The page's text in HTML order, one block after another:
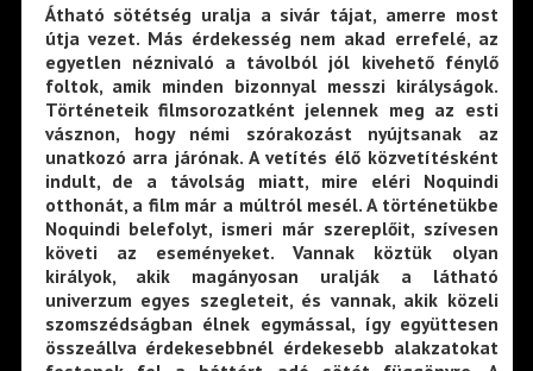
Átható sötétség uralja a sivár tájat, amerre most
útja vezet. Más érdekesség nem akad errefelé, az
egyetlen néznivaló a távolból jól kivehető fénylő
foltok, amik minden bizonnyal messzi királyságok.
Történeteik filmsorozatként jelennek meg az esti
vásznon, hogy némi szórakozást nyújtsanak az
unatkozó arra járónak. A vetítés élő közvetítésként
indult, de a távolság miatt, mire eléri Noquindi
otthonát, a film már a múltról mesél. A történetükbe
Noquindi belefolyt, ismeri már szereplőit, szívesen
követi az eseményeket. Vannak köztük olyan
királyok, akik magányosan uralják a látható
univerzum egyes szegleteit, és vannak, akik közeli
szomszédságban élnek egymással, így együttesen
összeállva érdekesebbnél érdekesebb alakzatokat